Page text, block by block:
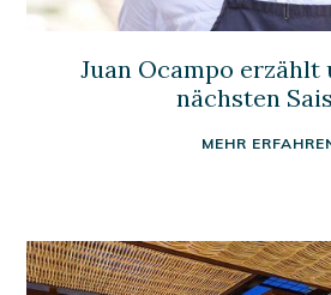
Juan Ocampo erzählt
nächsten
MEHR